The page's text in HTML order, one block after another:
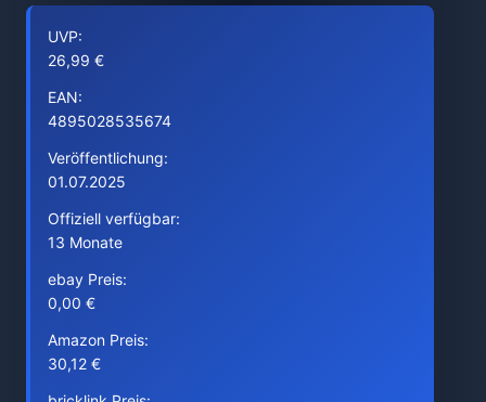
UVP:
26,99 €
EAN:
4895028535674
Veröffentlichung:
01.07.2025
Offiziell verfügbar:
13 Monate
ebay Preis:
0,00 €
Amazon Preis:
30,12 €